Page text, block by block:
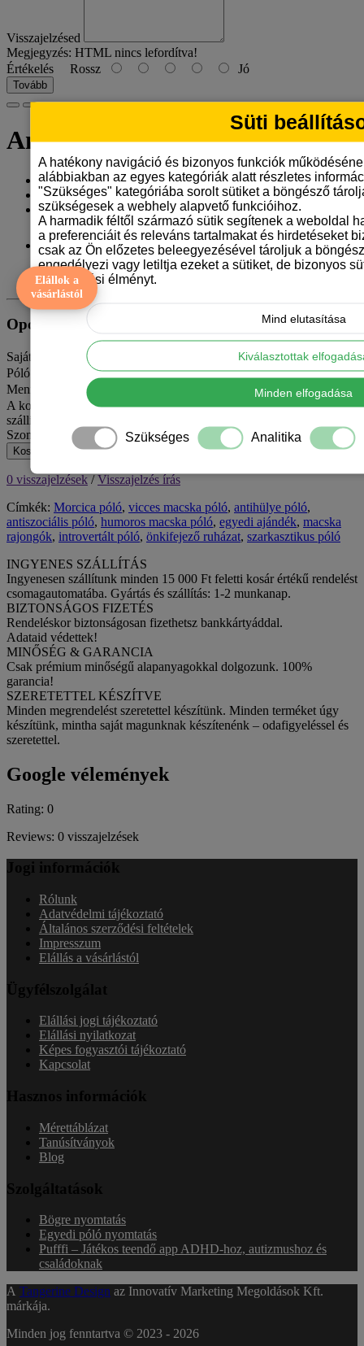
Visszajelzésed
Megjegyzés: HTML nincs lefordítva!
Értékelés Rossz Jó
Tovább
Antihülye - Morcica póló
Gyártó:Tangerine Design
Model: antihulye-morcica-1
Elérhetőség: 2-3 napon belül
4.790 Ft
ÁFA nélkül: 3.772 Ft
Opciók
Saját szöveget szeretnél rá? Írd ide
Póló mérete
Mennyiség
A kosár jelenlegi értékével még 15 000 Ft hiányzik az ingyenes
szállításhoz MPL csomagpontra vagy automatába.
Szombat van – hétfőn adjuk fel.
Kosárba
0 visszajelzések /Visszajelzés írás
Címkék: Morcica póló, vicces macska póló, antihülye póló,
antiszociális póló, humoros macska póló, egyedi ajándék, macska
rajongók, introvertált póló, önkifejező ruházat, szarkasztikus póló
INGYENES SZÁLLÍTÁS
Ingyenesen szállítunk minden 15 000 Ft feletti kosár értékű rendelést
csomagautomatába. Gyártás és szállítás: 1-2 munkanap.
BIZTONSÁGOS FIZETÉS
Rendeléskor biztonságosan fizethetsz bankkártyáddal.
Adataid védettek!
MINŐSÉG & GARANCIA
Csak prémium minőségű alapanyagokkal dolgozunk. 100%
garancia!
SZERETETTEL KÉSZÍTVE
Minden megrendelést szeretettel készítünk. Minden terméket úgy
készítünk, mintha saját magunknak készítenénk – odafigyeléssel és
szeretettel.
Google vélemények
Elállok a
vásárlástól
Rating: 0
Reviews: 0 visszajelzések
Jogi információk
Rólunk
Adatvédelmi tájékoztató
Általános szerződési feltételek
Impresszum
Elállás a vásárlástól
Ügyfélszolgálat
Elállási jogi tájékoztató
Elállási nyilatkozat
Képes fogyasztói tájékoztató
Kapcsolat
Hasznos információk
Mérettáblázat
Tanúsítványok
Blog
Szolgáltatások
Bögre nyomtatás
Egyedi póló nyomtatás
Pufffi – Játékos teendő app ADHD-hoz, autizmushoz és
családoknak
A Tangerine Design az Innovatív Marketing Megoldások Kft.
márkája.
Minden jog fenntartva © 2023 - 2026
Süti
A hatékony navigáció és bizonyos funkciók
alábbiakban az egyes kategóriák alatt részletes
"Szükséges" kategóriába sorolt sütiket a böngésző
szükségesek a webhely alapvető funkcióihoz.
A harmadik féltől származó sütik segítenek a weboldal
a preferenciáit és releváns tartalmakat és hirdetéseket
csak az Ön előzetes beleegyezésével tároljuk a
engedélyezi vagy letiltja ezeket a sütiket, de bizonyos
böngészési élményt.
Mind elutasítása
Kiválasztottak
Minden elfogadása
Szükséges Analitika